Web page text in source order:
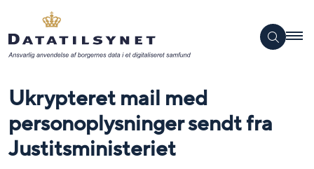
Ukrypteret mail med
personoplysninger sendt fra
Justitsministeriet